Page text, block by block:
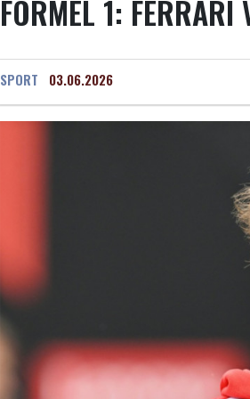
FORMEL 1: FERRARI
SPORT 03.06.2026